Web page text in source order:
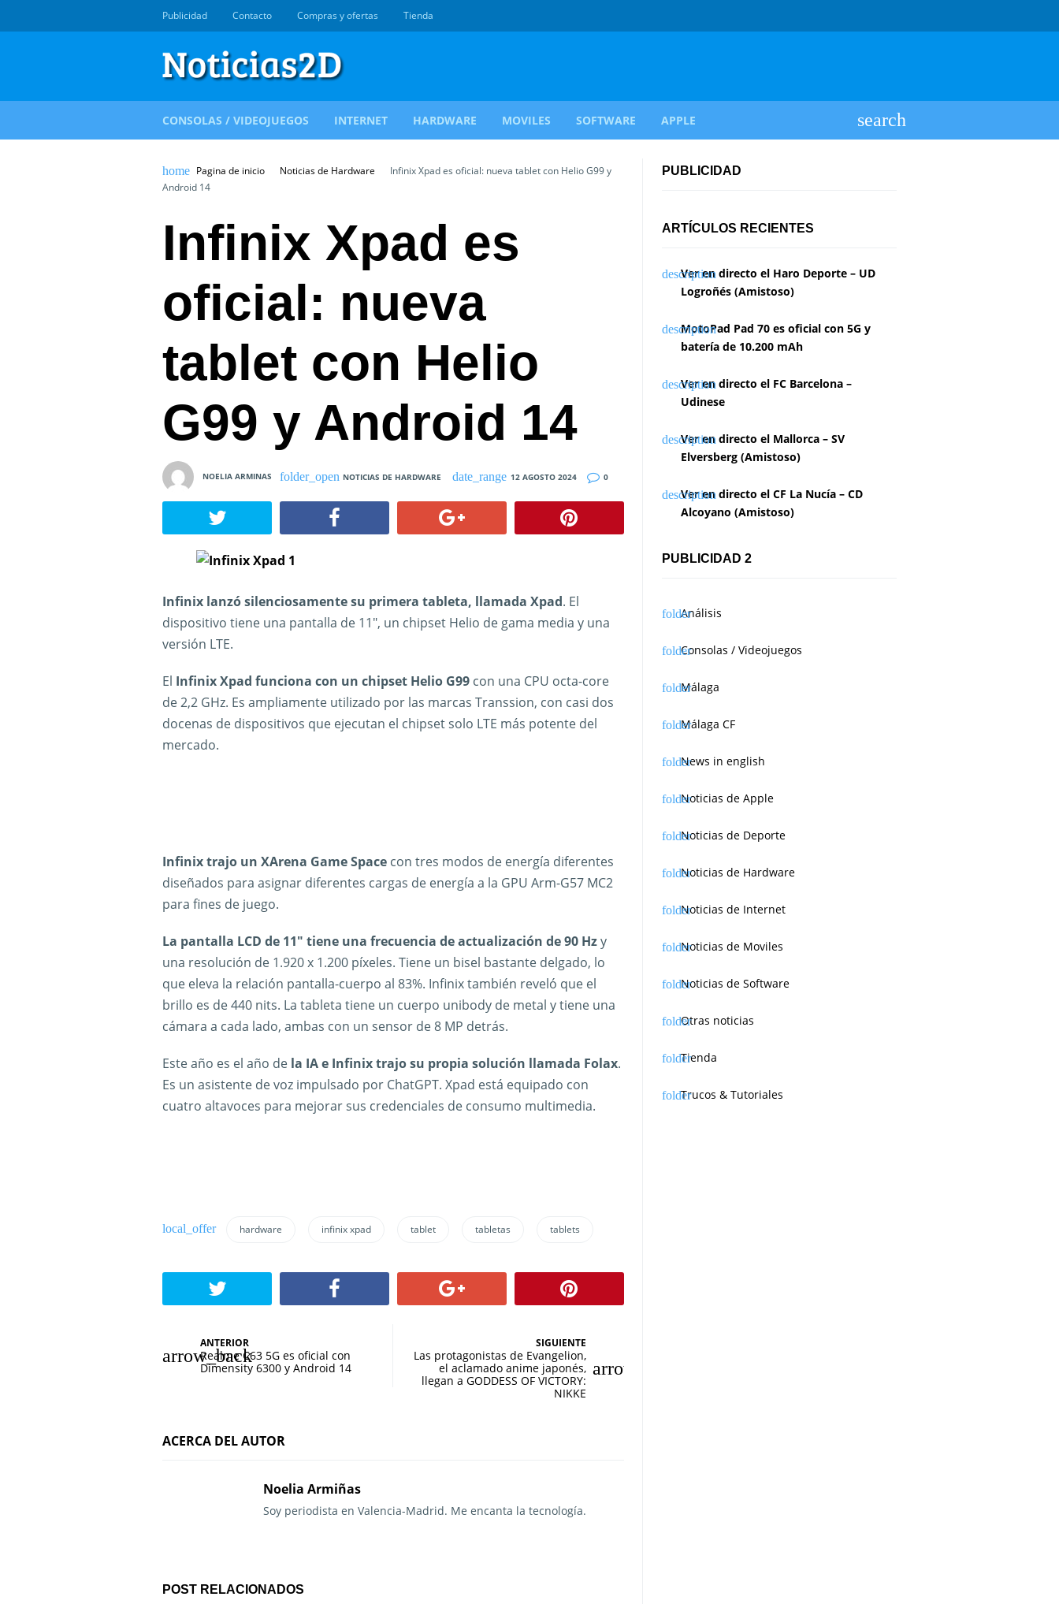
Publicidad Contacto Compras y ofertas Tienda
CONSOLAS / VIDEOJUEGOS INTERNET HARDWARE MOVILES SOFTWARE APPLE
Pagina de inicio Noticias de Hardware
Infinix Xpad es oficial: nueva tablet con Helio G99 y
Android 14
Infinix Xpad es
oficial: nueva
tablet con Helio
G99 y Android 14
NOELIA ARMINAS NOTICIAS DE HARDWARE 12 AGOSTO 2024 0
Infinix lanzó silenciosamente su primera tableta, llamada Xpad. El
dispositivo tiene una pantalla de 11″, un chipset Helio de gama media y una
versión LTE.
El Infinix Xpad funciona con un chipset Helio G99 con una CPU octa-core
de 2,2 GHz. Es ampliamente utilizado por las marcas Transsion, con casi dos
docenas de dispositivos que ejecutan el chipset solo LTE más potente del
mercado.
Infinix trajo un XArena Game Space con tres modos de energía diferentes
diseñados para asignar diferentes cargas de energía a la GPU Arm-G57 MC2
para fines de juego.
La pantalla LCD de 11″ tiene una frecuencia de actualización de 90 Hzy
una resolución de 1.920 x 1.200 píxeles. Tiene un bisel bastante delgado, lo
que eleva la relación pantalla-cuerpo al 83%. Infinix también reveló que el
brillo es de 440 nits. La tableta tiene un cuerpo unibody de metal y tiene una
cámara a cada lado, ambas con un sensor de 8 MP detrás.
Este año es el año de la IA e Infinix trajo su propia solución llamada Folax.
Es un asistente de voz impulsado por ChatGPT. Xpad está equipado con
cuatro altavoces para mejorar sus credenciales de consumo multimedia.
hardware infinix xpad tablet tabletas tablets
a
e
ó
ANTERIOR
Realme C63 5G es oficial con
Dimensity 6300 y Android 14
SIGUIENTE
Las protagonistas de Evangelion,
el aclamado anime japonés,
llegan a GODDESS OF VICTORY:
NIKKE
ACERCA DEL AUTOR
Noelia Armiñas
Soy periodista en Valencia-Madrid. Me encanta la tecnología.
POST RELACIONADOS
PUBLICIDAD
ARTÍCULOS RECIENTES
Ver en directo el Haro Deporte – UD
Logroñés (Amistoso)
MotoPad Pad 70 es oficial con 5G y
batería de 10.200 mAh
Ver en directo el FC Barcelona –
Udinese
Ver en directo el Mallorca – SV
Elversberg (Amistoso)
Ver en directo el CF La Nucía – CD
Alcoyano (Amistoso)
PUBLICIDAD 2
Análisis
Consolas / Videojuegos
Málaga
Málaga CF
News in english
Noticias de Apple
Noticias de Deporte
Noticias de Hardware
Noticias de Internet
Noticias de Moviles
Noticias de Software
Otras noticias
Tienda
Trucos & Tutoriales